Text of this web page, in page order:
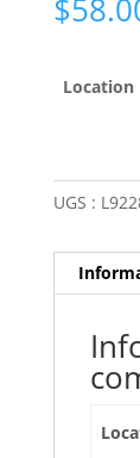
$
Location
UGS :